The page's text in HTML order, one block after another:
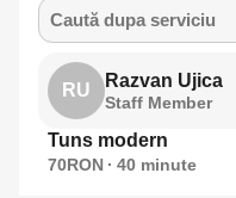
Caută dupa serviciu
RU Razvan Ujica
Staff Member
Tuns modern
70RON 40 minute